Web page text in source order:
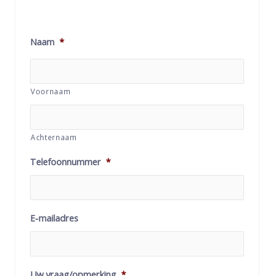
Naam *
Voornaam
Achternaam
Telefoonnummer *
E-mailadres